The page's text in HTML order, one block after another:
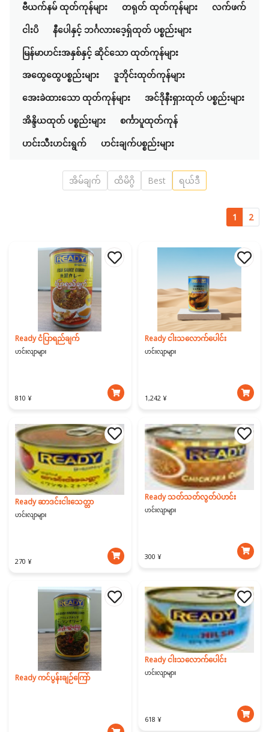
ဗီယက်နမ် ထုတ်ကုန်များ
တရုတ် ထုတ်ကုန်များ
လက်ဖက်
ငါးပိ
နီပေါနှင့် ဘင်္ဂလားဒေ့ရှ်ထုတ် ပစ္စည်းများ
မြန်မာဟင်းအနှစ်နှင့် ဆိုင်သော ထုတ်ကုန်များ
အထွေထွေပစ္စည်းများ
ဒူဘိုင်းထုတ်ကုန်များ
အေးခဲထားသော ထုတ်ကုန်များ
အင်ဒိုနီးရှားထုတ် ပစ္စည်းများ
အိန္ဒိယထုတ် ပစ္စည်းများ
စင်္ကာပူထုတ်ကုန်
ဟင်းသီးဟင်းရွက်
ဟင်းချက်ပစ္စည်းများ
အိမ်ချက် ထိမိဂွိ Best ရယ်ဒီ
1 2
Ready ငံပြာရည်ချက်
ဟင်းလျာများ
810 ¥
Ready ငါးသ‌လောက်ပေါင်း
ဟင်းလျာများ
1,242 ¥
Ready ဆာဒင်းငါးသေတ္တာ
ဟင်းလျာများ
270 ¥
Ready သတ်သတ်လွတ်ပဲဟင်း
ဟင်းလျာများ
300 ¥
Ready ကင်ပွန်းချဉ်ကြော်
Ready ငါးသ‌လောက်ပေါင်း
ဟင်းလျာများ
618 ¥